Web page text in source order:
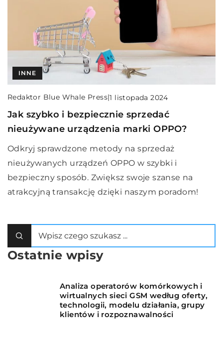
INNE
Redaktor Blue Whale Press|1 listopada 2024
Jak szybko i bezpiecznie sprzedać
nieużywane urządzenia marki OPPO?
Odkryj sprawdzone metody na sprzedaż
nieużywanych urządzeń OPPO w szybki i
bezpieczny sposób. Zwiększ swoje szanse na
atrakcyjną transakcję dzięki naszym poradom!
Ostatnie wpisy
Analiza operatorów komórkowych i
wirtualnych sieci GSM według oferty,
technologii, modelu działania, grupy
klientów i rozpoznawalności